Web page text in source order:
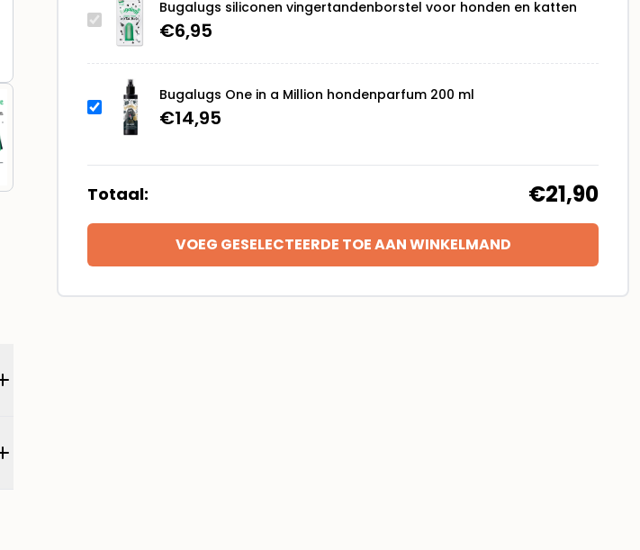
Bugalugs siliconen vingertandenborstel voor honden en katten
€6,95
Bugalugs One in a Million hondenparfum 200 ml
€14,95
Totaal: €21,90
VOEG GESELECTEERDE TOE AAN WINKELMAND